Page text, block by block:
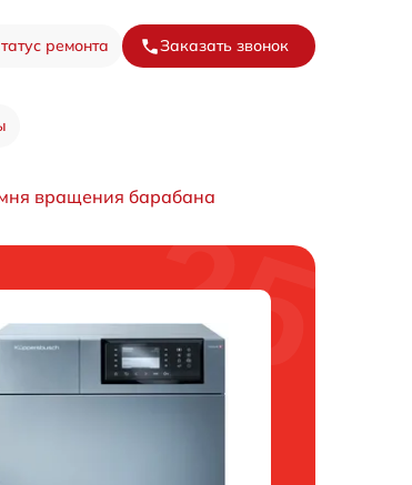
ремонта Заказать звонок
вращения барабана